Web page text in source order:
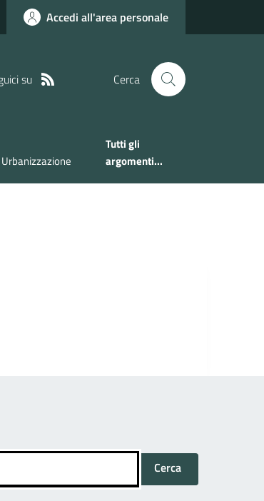
Accedi all'area personale
su Cerca
Urbanizzazione
Tutti gli
argomenti...
Cerca